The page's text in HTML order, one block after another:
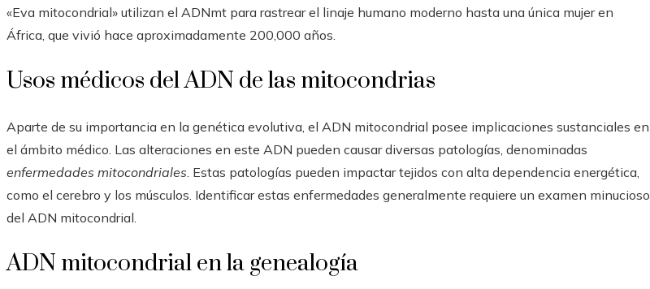
«Eva mitocondrial» utilizan el ADNmt para rastrear el linaje humano moderno hasta una única mujer en
África, que vivió hace aproximadamente 200,000 años.
Usos médicos del ADN de las mitocondrias
Aparte de su importancia en la genética evolutiva, el ADN mitocondrial posee implicaciones sustanciales en
el ámbito médico. Las alteraciones en este ADN pueden causar diversas patologías, denominadas
enfermedades mitocondriales. Estas patologías pueden impactar tejidos con alta dependencia energética,
como el cerebro y los músculos. Identificar estas enfermedades generalmente requiere un examen minucioso
del ADN mitocondrial.
ADN mitocondrial en la genealogía